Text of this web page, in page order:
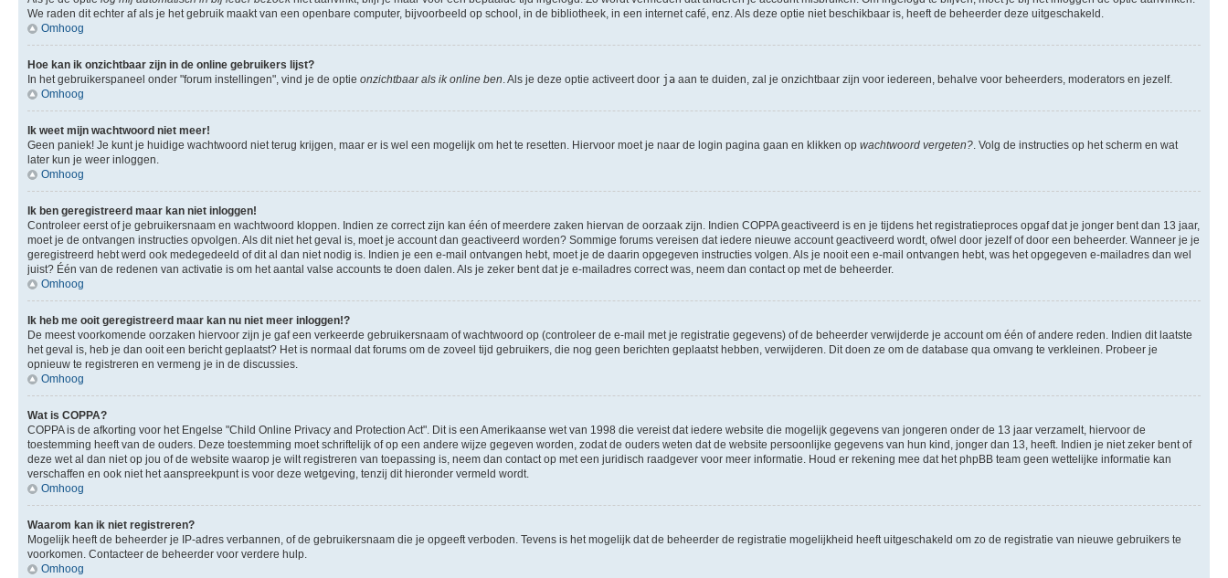
We raden dit echter af als je het gebruik maakt van een openbare computer, bijvoorbeeld op school, in de bibliotheek, in een internet café, enz. Als deze optie niet beschikbaar is, heeft de beheerder deze uitgeschakeld.
Omhoog
Hoe kan ik onzichtbaar zijn in de online gebruikers lijst?
In het gebruikerspaneel onder "forum instellingen", vind je de optie onzichtbaar als ik online ben. Als je deze optie activeert door ja aan te duiden, zal je onzichtbaar zijn voor iedereen, behalve voor beheerders, moderators en jezelf.
Omhoog
Ik weet mijn wachtwoord niet meer!
Geen paniek! Je kunt je huidige wachtwoord niet terug krijgen, maar er is wel een mogelijk om het te resetten. Hiervoor moet je naar de login pagina gaan en klikken op wachtwoord vergeten?. Volg de instructies op het scherm en wat
later kun je weer inloggen.
Omhoog
Ik ben geregistreerd maar kan niet inloggen!
Controleer eerst of je gebruikersnaam en wachtwoord kloppen. Indien ze correct zijn kan één of meerdere zaken hiervan de oorzaak zijn. Indien COPPA geactiveerd is en je tijdens het registratieproces opgaf dat je jonger bent dan 13 jaar,
moet je de ontvangen instructies opvolgen. Als dit niet het geval is, moet je account dan geactiveerd worden? Sommige forums vereisen dat iedere nieuwe account geactiveerd wordt, ofwel door jezelf of door een beheerder. Wanneer je je
geregistreerd hebt werd ook medegedeeld of dit al dan niet nodig is. Indien je een e-mail ontvangen hebt, moet je de daarin opgegeven instructies volgen. Als je nooit een e-mail ontvangen hebt, was het opgegeven e-mailadres dan wel
juist? Één van de redenen van activatie is om het aantal valse accounts te doen dalen. Als je zeker bent dat je e-mailadres correct was, neem dan contact op met de beheerder.
Omhoog
Ik heb me ooit geregistreerd maar kan nu niet meer inloggen!?
De meest voorkomende oorzaken hiervoor zijn je gaf een verkeerde gebruikersnaam of wachtwoord op (controleer de e-mail met je registratie gegevens) of de beheerder verwijderde je account om één of andere reden. Indien dit laatste
het geval is, heb je dan ooit een bericht geplaatst? Het is normaal dat forums om de zoveel tijd gebruikers, die nog geen berichten geplaatst hebben, verwijderen. Dit doen ze om de database qua omvang te verkleinen. Probeer je
opnieuw te registreren en vermeng je in de discussies.
Omhoog
Wat is COPPA?
COPPA is de afkorting voor het Engelse "Child Online Privacy and Protection Act". Dit is een Amerikaanse wet van 1998 die vereist dat iedere website die mogelijk gegevens van jongeren onder de 13 jaar verzamelt, hiervoor de
toestemming heeft van de ouders. Deze toestemming moet schriftelijk of op een andere wijze gegeven worden, zodat de ouders weten dat de website persoonlijke gegevens van hun kind, jonger dan 13, heeft. Indien je niet zeker bent of
deze wet al dan niet op jou of de website waarop je wilt registreren van toepassing is, neem dan contact op met een juridisch raadgever voor meer informatie. Houd er rekening mee dat het phpBB team geen wettelijke informatie kan
verschaffen en ook niet het aanspreekpunt is voor deze wetgeving, tenzij dit hieronder vermeld wordt.
Omhoog
Waarom kan ik niet registreren?
Mogelijk heeft de beheerder je IP-adres verbannen, of de gebruikersnaam die je opgeeft verboden. Tevens is het mogelijk dat de beheerder de registratie mogelijkheid heeft uitgeschakeld om zo de registratie van nieuwe gebruikers te
voorkomen. Contacteer de beheerder voor verdere hulp.
Omhoog